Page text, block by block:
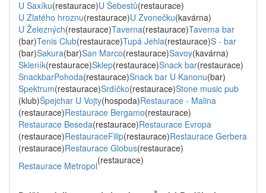
U Saxíku(restaurace)U Šebestů(restaurace)
U Zlatého hroznu(restaurace)U Zvonečku(kavárna)
U Železných(restaurace)Taverna(restaurace)Taverna bar
(bar)Tenis Club(restaurace)Tupá Jehla(restaurace)S - bar
(bar)Sakura(bar)San Marco(restaurace)Savoy(kavárna)
Skleník(restaurace)Sklep(restaurace)Snack bar(restaurace)
SnackbarPohoda(restaurace)Snack bar U Kanonu(bar)
Spektrum(restaurace)Srdíčko(restaurace)Stone music pub
(klub)Špejchar U Vojty(hospoda)Restaurace - Malina
(restaurace)Restaurace Bergamo(restaurace)
Restaurace Beseda(restaurace)Restaurace Evropa
(restaurace)RestauraceFilip(restaurace)Restaurace Gerbera
(restaurace)Restaurace Globus(restaurace)
Restaurace Metropol(restaurace)